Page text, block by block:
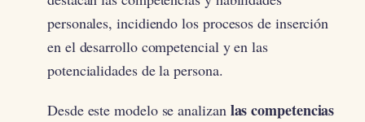
personales, incidiendo los procesos de inserción
en el desarrollo competencial y en las
potencialidades de la persona.
Desde este modelo se analizan las competencias